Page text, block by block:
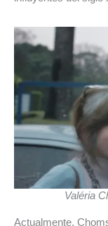
Valéria
Actualmente,